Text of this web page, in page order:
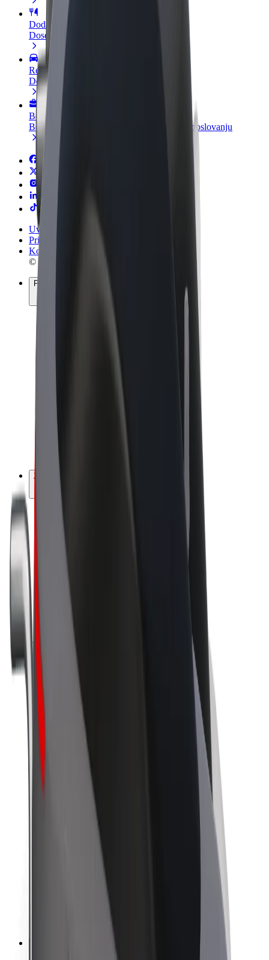
Dodaj restoran ili trgovinu
Dosegni više kupaca i povećaj zaradu
Registriraj se kao vlasnik flote
Dodaj svoju flotu na Bolt i povećaj zaradu
Bolt for Business
Bolt proizvodi i usluge prilagođeni tvojem poslovanju
Uvjeti i odredbe
Privatnost
Kolačići
© 2026 Bolt Technology OÜ
Proizvodi
Električni bicikli
Bolt Plus
Zarađuj uz Bolt
Zarada vozača
Franšize
O platformi Bolt
Održivost uz Bolt
Projekt nula
Smjernice za brend
Odnosi s investitorima